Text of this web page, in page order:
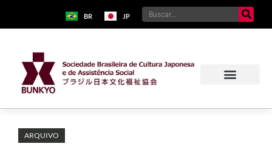
BR JP
ARQUIVO